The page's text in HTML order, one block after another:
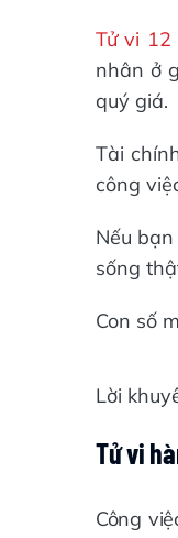
Tử vi
nhân ở
quý giá.
Tài
công
Nếu
sống
Con số
Lời
Tử vi
Công